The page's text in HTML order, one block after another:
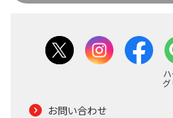
グ
お問い合わせ